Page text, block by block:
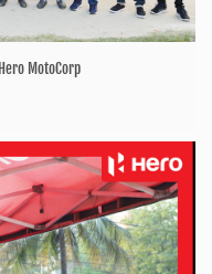
MotoCorp